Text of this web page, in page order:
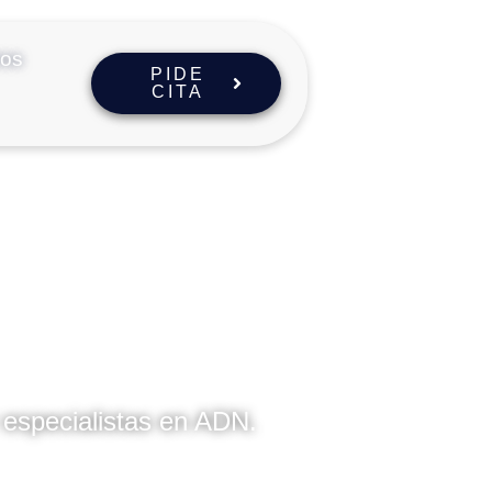
PIDE
CITA
en ADN.